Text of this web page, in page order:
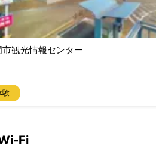
市観光情報センター
験
Fi